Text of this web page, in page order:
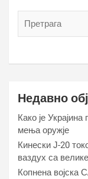
Недавно
Како је
мења оружје
Кинески Ј-20
ваздух са
Копнена војска